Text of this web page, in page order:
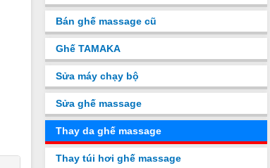
Bán ghế massage cũ
Ghế TAMAKA
Sửa máy chạy bộ
Sửa ghế massage
Thay da ghế massage
Thay túi hơi ghế massage